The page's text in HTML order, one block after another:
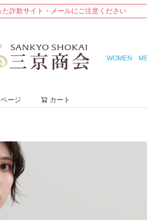
詐欺サイト・メールにご注意ください
WOMEN
ージ カート